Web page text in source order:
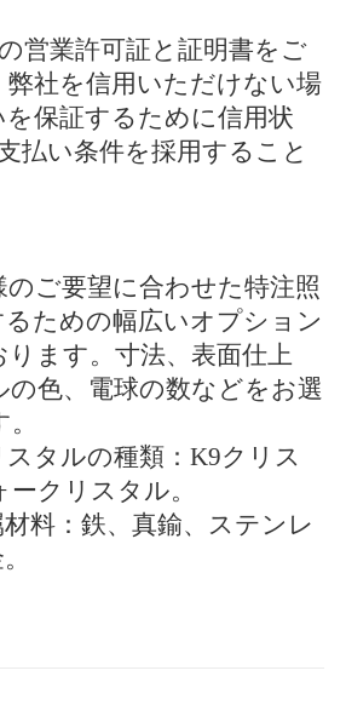
営業許可証と証明書をご
社を信用いただけない場
保証するために信用状
払い条件を採用すること
ご要望に合わせた特注照
ための幅広いオプション
ます。寸法、表面仕上
色、電球の数などをお選
タルの種類：K9クリス
クリスタル。
料：鉄、真鍮、ステンレ